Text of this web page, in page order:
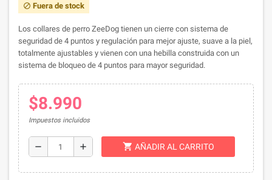
block Fuera de stock
Los collares de perro ZeeDog tienen un cierre con sistema de
seguridad de 4 puntos y regulación para mejor ajuste, suave a la piel,
totalmente ajustables y vienen con una hebilla construida con un
sistema de bloqueo de 4 puntos para mayor seguridad.
$8.990
Impuestos incluidos
remove add shopping_cart AÑADIR AL CARRITO